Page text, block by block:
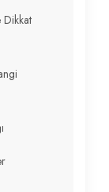
Dikkat